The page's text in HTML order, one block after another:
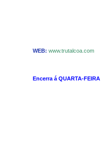
WEB: www.trutalcoa.com
Encerra á QUARTA-FEIRA